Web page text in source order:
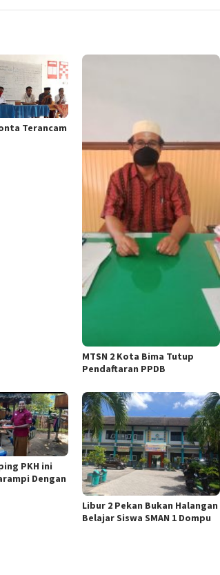
Terancam
MTSN 2 Kota Bima Tutup
Pendaftaran PPDB
PKH ini
Dengan
Libur 2 Pekan Bukan Halangan
Belajar Siswa SMAN 1 Dompu